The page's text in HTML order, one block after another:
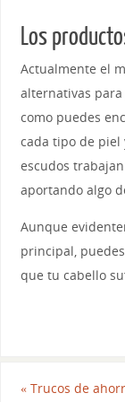
Los
Actualmente el
alternativas para
como puedes
cada tipo de piel
escudos
aportando algo
Aunque
principal,
que tu cabello
«Trucos de